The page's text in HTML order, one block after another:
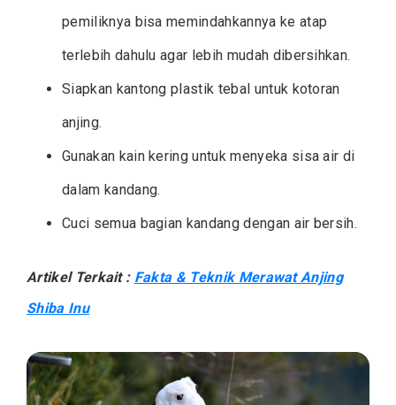
pemiliknya bisa memindahkannya ke atap
terlebih dahulu agar lebih mudah dibersihkan.
Siapkan kantong plastik tebal untuk kotoran
anjing.
Gunakan kain kering untuk menyeka sisa air di
dalam kandang.
Cuci semua bagian kandang dengan air bersih.
Artikel Terkait : Fakta & Teknik Merawat Anjing
Shiba Inu